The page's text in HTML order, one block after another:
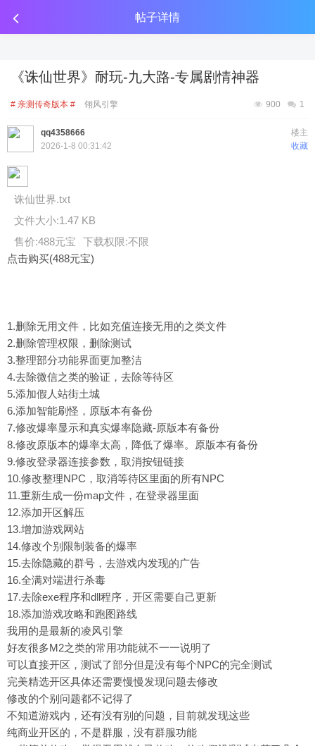
传奇工具分享 点击金币投放广告 点击金币投放广告
帖子详情
《诛仙世界》耐玩-九大路-专属剧情神器
# 亲测传奇版本 # 翎风引擎 1
900
楼主
qq4358666
收藏
2026-1-8 00:31:42
诛仙世界.txt
文件大小:1.47 KB
售价:488元宝
下载权限:不限
点击购买(488元宝)
1.删除无用文件，比如充值连接无用的之类文件
2.删除管理权限，删除测试
3.整理部分功能界面更加整洁
4.去除微信之类的验证，去除等待区
5.添加假人站街土城
6.添加智能刷怪，原版本有备份
7.修改爆率显示和真实爆率隐藏-原版本有备份
8.修改原版本的爆率太高，降低了爆率。原版本有备份
9.修改登录器连接参数，取消按钮链接
10.修改整理NPC，取消等待区里面的所有NPC
11.重新生成一份map文件，在登录器里面
12.添加开区解压
13.增加游戏网站
14.修改个别限制装备的爆率
15.去除隐藏的群号，去游戏内发现的广告
16.全满对端进行杀毒
17.去除exe程序和dll程序，开区需要自己更新
18.添加游戏攻略和跑图路线
我用的是最新的凌风引擎
好友很多M2之类的常用功能就不一一说明了
可以直接开区，测试了部分但是没有每个NPC的完全测试
完美精选开区具体还需要慢慢发现问题去修改
修改的个别问题都不记得了
不知道游戏内，还有没有别的问题，目前就发现这些
纯商业开区的，不是群服，没有群服功能